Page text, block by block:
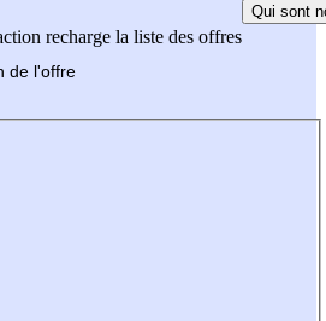
recharge la liste des offres
Qui sont
de l'offre